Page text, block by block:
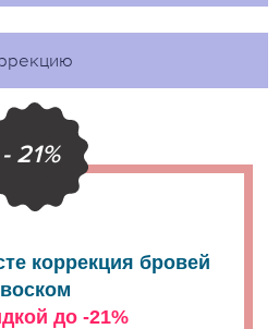
- 21%
коррекция бровей
воском
до -21%